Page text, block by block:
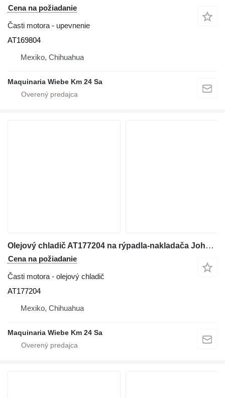
Cena na požiadanie
Časti motora - upevnenie
AT169804
Mexiko, Chihuahua
Maquinaria Wiebe Km 24 Sa
Olejový chladič AT177204 na rýpadla-nakladača John Deere 310G
Cena na požiadanie
Časti motora - olejový chladič
AT177204
Mexiko, Chihuahua
Maquinaria Wiebe Km 24 Sa